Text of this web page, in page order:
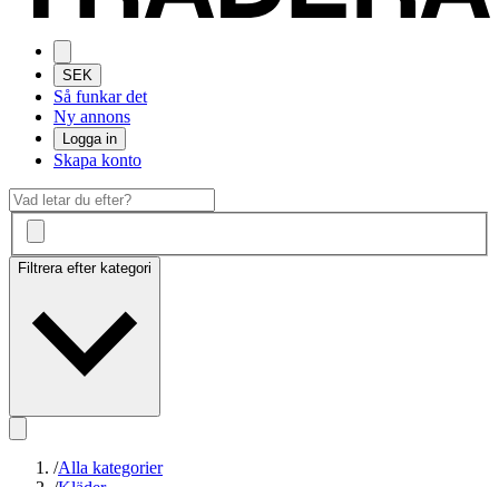
SEK
Så funkar det
Ny annons
Logga in
Skapa konto
Filtrera efter kategori
/Alla kategorier